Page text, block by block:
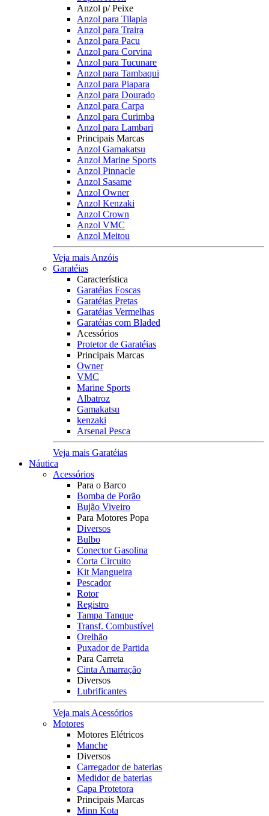
Anzol p/ Peixe
Anzol para Tilapia
Anzol para Traira
Anzol para Pacu
Anzol para Corvina
Anzol para Tucunare
Anzol para Tambaqui
Anzol para Piapara
Anzol para Dourado
Anzol para Carpa
Anzol para Curimba
Anzol para Lambari
Principais Marcas
Anzol Gamakatsu
Anzol Marine Sports
Anzol Pinnacle
Anzol Sasame
Anzol Owner
Anzol Kenzaki
Anzol Crown
Anzol VMC
Anzol Meitou
Veja mais Anzóis
Garatéias
Característica
Garatéias Foscas
Garatéias Pretas
Garatéias Vermelhas
Garatéias com Bladed
Acessórios
Protetor de Garatéias
Principais Marcas
Owner
VMC
Marine Sports
Albatroz
Gamakatsu
kenzaki
Arsenal Pesca
Veja mais Garatéias
Náutica
Acessórios
Para o Barco
Bomba de Porão
Bujão Viveiro
Para Motores Popa
Diversos
Bulbo
Conector Gasolina
Corta Circuito
Kit Mangueira
Pescador
Rotor
Registro
Tampa Tanque
Transf. Combustível
Orelhão
Puxador de Partida
Para Carreta
Cinta Amarração
Diversos
Lubrificantes
Veja mais Acessórios
Motores
Motores Elétricos
Manche
Diversos
Carregador de baterias
Medidor de baterias
Capa Protetora
Principais Marcas
Minn Kota